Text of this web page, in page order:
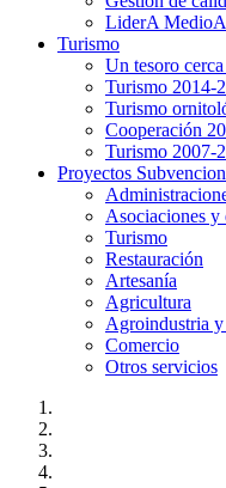
LiderA
Turismo
Un tesoro
Turismo 2014-
Turismo
Cooperación
Turismo 2007-
Proyectos
Asociaciones y
Turismo
Restauración
Artesanía
Agricultura
Agroindustria
Comercio
Otros servicios